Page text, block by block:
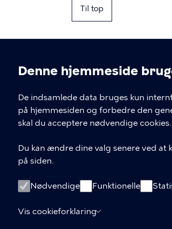
Denne hjemmeside
De indsamlede data bruges kun
på hjemmesiden og forbedre den
skal du acceptere nødvendige cookies.
Du kan ændre dine valg senere ved
på siden.
Nødvendige Funktionelle
Vis cookieforklaring
Til top
Kontakt Københavns
T
33 66 33 66
CVR-nummer64942212